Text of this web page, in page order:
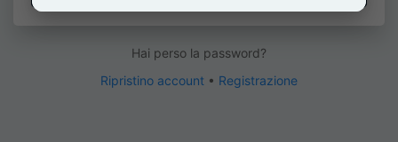
Hai perso la password?
Ripristino account • Registrazione